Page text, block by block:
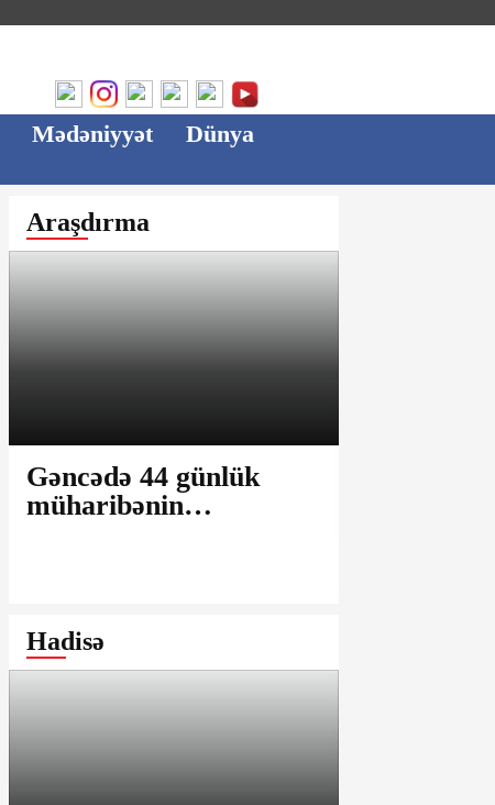
Mədəniyyət
Dünya
Araşdırma
Gəncədə 44 günlük
müharibənin
Arxitektura Komitəsi -
SAKİNLƏRDƏN
Hadisə